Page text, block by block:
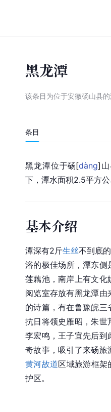
黑龙潭
该条目为位于安徽砀山县
条目
黑龙潭位于砀[dàng]
下，潭水面积2.5平方
基本介绍
潭深有2斤生丝不到底
浴的极佳场所，潭东
莲藕池，南岸上有文
阅览室存放有黑龙潭由
的诗篇，有在鲁豫皖
抗日将领史雁昭，朱世
李宏鸣，王子宜先后到
奇故事，吸引了来砀旅
黄河故道区域旅游框架
护区。